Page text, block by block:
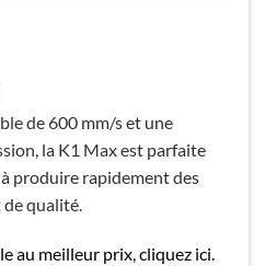
de 600 mm/s et une
la K1 Max est parfaite
produire rapidement des
qualité.
au meilleur prix, cliquez ici.